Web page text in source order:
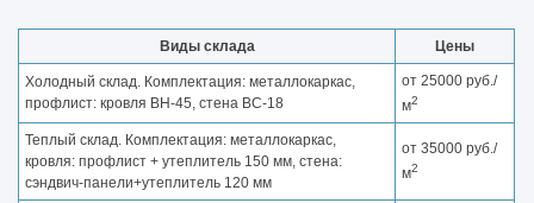
Виды склада Цены
Холодный склад. Комплектация: металлокаркас,
профлист: кровля ВН-45, стена ВС-18
от 25000 руб./
м2
Теплый склад. Комплектация: металлокаркас,
кровля: профлист + утеплитель 150 мм, стена:
сэндвич-панели+утеплитель 120 мм
от 35000 руб./
м2